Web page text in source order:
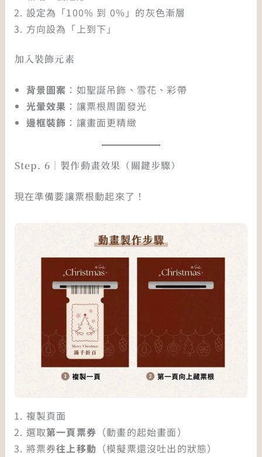
設定為「100% 到 0%」的灰色漸層
方向設為「上到下」
加入裝飾元素
背景圖案 ：如聖誕吊飾、雪花、彩帶
光暈效果 ：讓票根周圍發光
邊框裝飾 ：讓畫面更精緻
Step. 6｜製作動畫效果（關鍵步驟）
現在準備要讓票根動起來了！
複製頁面
選取第一頁票券 （動畫的起始畫面）
將票券往上移動 （模擬票還沒吐出的狀態）